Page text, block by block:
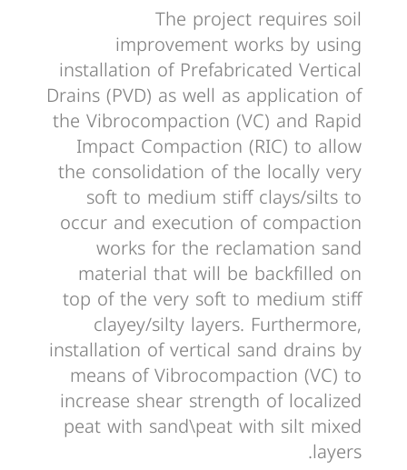
The project requires soil
improvement works by using
installation of Prefabricated Vertical
Drains (PVD) as well as application of
the Vibrocompaction (VC) and Rapid
Impact Compaction (RIC) to allow
the consolidation of the locally very
soft to medium stiff clays/silts to
occur and execution of compaction
works for the reclamation sand
material that will be backfilled on
top of the very soft to medium stiff
clayey/silty layers. Furthermore,
installation of vertical sand drains by
means of Vibrocompaction (VC) to
increase shear strength of localized
peat with sand\peat with silt mixed
layers.